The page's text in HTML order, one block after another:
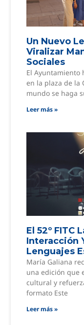
Un Nuevo
Viralizar
Sociales
El
en la plaza de la
mundo se haga
Leer más »
El 52º FITC
Interacción
Lenguajes
María Galiana
una edición que
cultural y
formato Este
Leer más »